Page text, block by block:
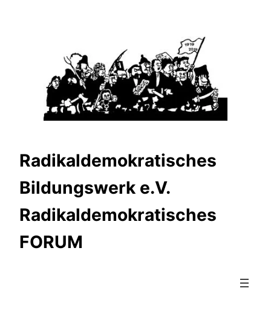
Radikaldemokratisches
Bildungswerk e.V.
Radikaldemokratisches
FORUM